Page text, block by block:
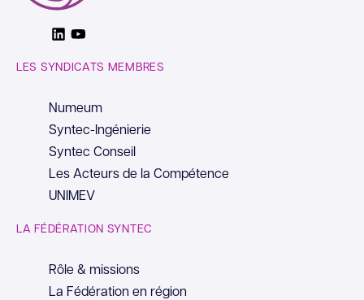
LinkedinYoutube
LES SYNDICATS MEMBRES
Numeum
Syntec-Ingénierie
Syntec Conseil
Les Acteurs de la Compétence
UNIMEV
LA FÉDÉRATION SYNTEC
Rôle & missions
La Fédération en région